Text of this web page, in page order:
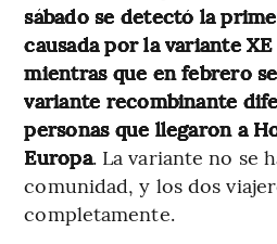
sábado se detectó la
causada por la variante
mientras que en febrero
variante recombinante
personas que llegaron a
Europa. La variante no se
comunidad, y los dos
completamente.